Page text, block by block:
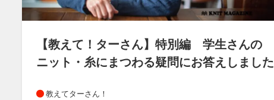
【教えて！​ターさん​】​特別編 学生さんの​
ニット・糸に​まつわる​疑問に​お答えしました
教えてターさん！